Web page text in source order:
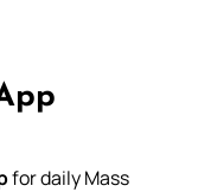
for daily Mass